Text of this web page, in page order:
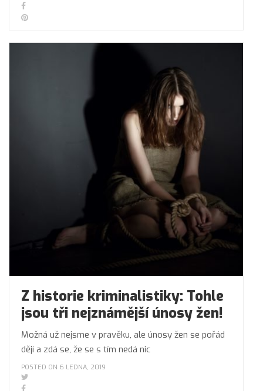
Z historie kriminalistiky: Tohle
jsou tři nejznámější únosy žen!
Možná už nejsme v pravěku, ale únosy žen se pořád
dějí a zdá se, že se s tím nedá nic
POSTED ON 6 LEDNA, 2019